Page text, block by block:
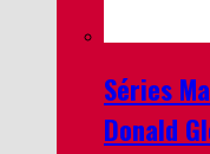
Séries
Donald